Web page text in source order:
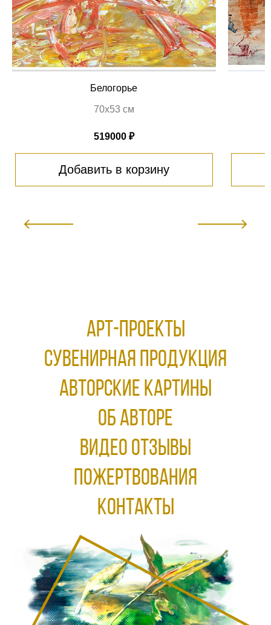
Белогорье
70х53 см
519000 ₽
Добавить в корзину
АРТ-ПРОЕКТЫ
Сувенирная продукция
АВТОРСКИЕ КАРТИНЫ
ОБ АВТОРЕ
ВИДЕО ОТЗЫВЫ
ПОЖЕРТВОВАНИЯ
КОНТАКТЫ